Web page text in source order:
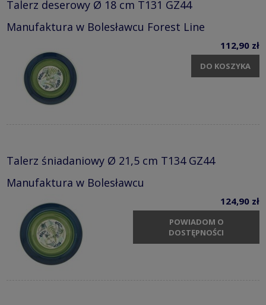
Talerz deserowy Ø 18 cm T131 GZ44
Manufaktura w Bolesławcu Forest Line
112,90 zł
DO KOSZYKA
Talerz śniadaniowy Ø 21,5 cm T134 GZ44
Manufaktura w Bolesławcu
124,90 zł
POWIADOM O
DOSTĘPNOŚCI